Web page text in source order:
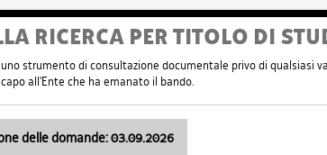
RICERCA PER TITOLO DI
strumento di consultazione documentale privo di qualsiasi
all'Ente che ha emanato il bando.
delle domande: 03.09.2026